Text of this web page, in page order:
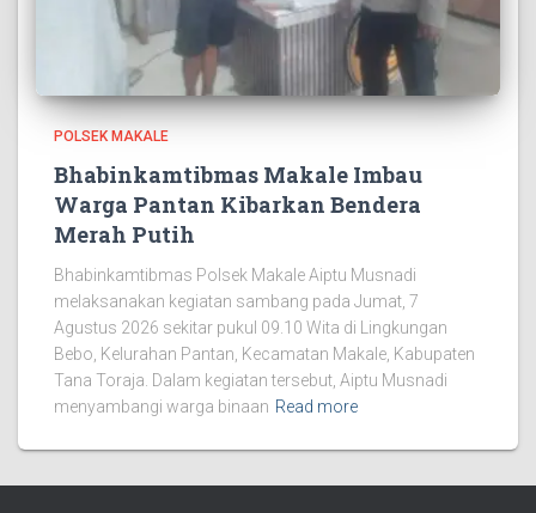
POLSEK MAKALE
Bhabinkamtibmas Makale Imbau
Warga Pantan Kibarkan Bendera
Merah Putih
Bhabinkamtibmas Polsek Makale Aiptu Musnadi
melaksanakan kegiatan sambang pada Jumat, 7
Agustus 2026 sekitar pukul 09.10 Wita di Lingkungan
Bebo, Kelurahan Pantan, Kecamatan Makale, Kabupaten
Tana Toraja. Dalam kegiatan tersebut, Aiptu Musnadi
menyambangi warga binaan Read more